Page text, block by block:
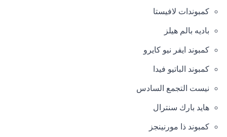
كمبوندات لافيستا
باديه بالم هيلز
كمبوند ايفر نيو كايرو
كمبوند الباتيو فيدا
نيست التجمع السادس
هايد بارك سنترال
كمبوند ذا مورنينجز